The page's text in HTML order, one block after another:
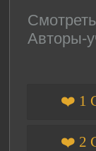
Авторы-
❤️ 1
❤️ 2